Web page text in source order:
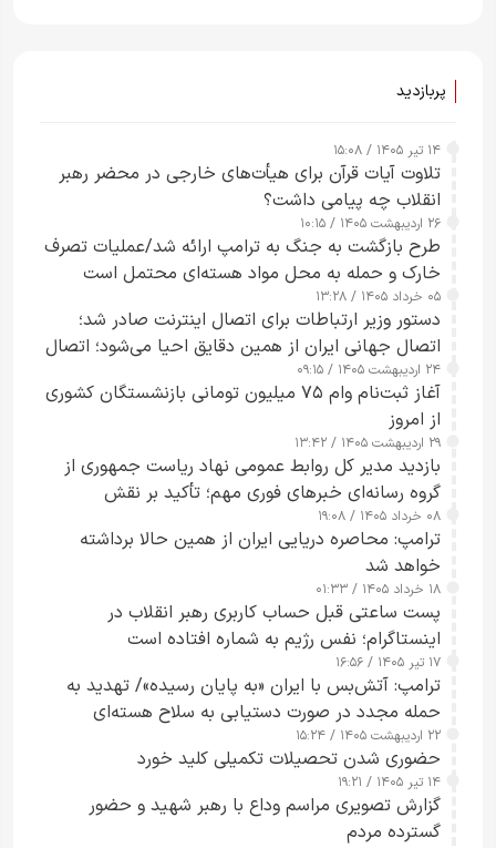
پربازدید
۱۴ تیر ۱۴۰۵ / ۱۵:۰۸
تلاوت آیات قرآن برای هیأت‌های خارجی در محضر رهبر
انقلاب چه پیامی داشت؟
۲۶ اردیبهشت ۱۴۰۵ / ۱۰:۱۵
طرح‌ بازگشت به جنگ به ترامپ ارائه شد/عملیات تصرف
خارک و حمله به محل مواد هسته‌ای محتمل است
۰۵ خرداد ۱۴۰۵ / ۱۳:۲۸
دستور وزیر ارتباطات برای اتصال اینترنت صادر شد؛
اتصال جهانی ایران از همین دقایق احیا می‌شود؛ اتصال
کامل مردم تا ۲۴ ساعت آینده
۲۴ اردیبهشت ۱۴۰۵ / ۰۹:۱۵
آغاز ثبت‌نام وام ۷۵ میلیون تومانی بازنشستگان کشوری
از امروز
۲۹ اردیبهشت ۱۴۰۵ / ۱۳:۴۲
بازدید مدیر کل روابط عمومی نهاد ریاست جمهوری از
گروه رسانه‌ای خبرهای فوری مهم؛ تأکید بر نقش
رسانه‌های هوشمند و مسئول در ارتقای آگاهی عمومی
۰۸ خرداد ۱۴۰۵ / ۱۹:۰۸
ترامپ: محاصره دریایی ایران از همین حالا برداشته
خواهد شد
۱۸ خرداد ۱۴۰۵ / ۰۱:۳۳
پست ساعتی قبل حساب کاربری رهبر انقلاب در
اینستاگرام؛ نفس رژیم به شماره افتاده است​
۱۷ تیر ۱۴۰۵ / ۱۶:۵۶
ترامپ: آتش‌بس با ایران «به پایان رسیده»/ تهدید به
حمله مجدد در صورت دستیابی به سلاح هسته‌ای
۲۲ اردیبهشت ۱۴۰۵ / ۱۵:۲۴
حضوری شدن تحصیلات تکمیلی کلید خورد
۱۴ تیر ۱۴۰۵ / ۱۹:۲۱
گزارش تصویری مراسم وداع با رهبر شهید و حضور
گسترده مردم